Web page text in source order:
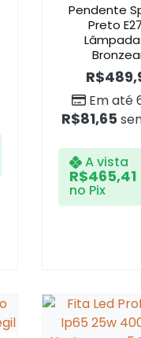
Pendente
Preto
R$
Em até
R$81,65
A vista
R$465,41
no Pix